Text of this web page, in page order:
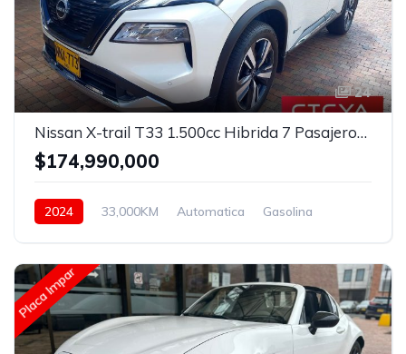
24
Nissan X-trail T33 1.500cc Hibrida 7 Pasajeros Automatica
$174,990,000
2024 33,000KM Automatica
Gasolina
Placa Impar